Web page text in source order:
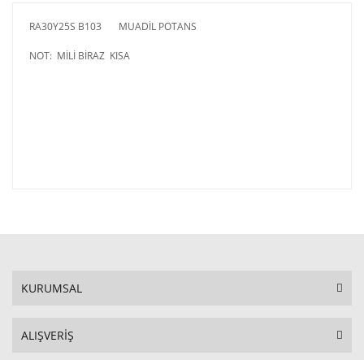
RA30Y25S B103 MUADİL POTANS
NOT: MİLİ BİRAZ KISA
KURUMSAL
ALIŞVERİŞ